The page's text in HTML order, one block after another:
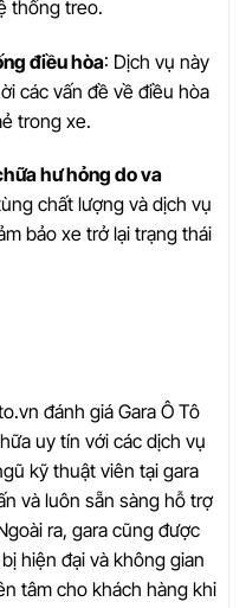
thống treo.
điều hòa: Dịch vụ này
các vấn đề về điều hòa
trong xe.
hư hỏng do va
chất lượng và dịch vụ
bảo xe trở lại trạng thái
đánh giá Gara Ô Tô
uy tín với các dịch vụ
kỹ thuật viên tại gara
và luôn sẵn sàng hỗ trợ
ra, gara cũng được
hiện đại và không gian
tâm cho khách hàng khi